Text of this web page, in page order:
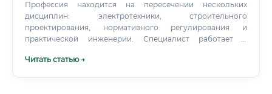
Профессия находится на пересечении нескольких
дисциплин: электротехники, строительного
проектирования, нормативного регулирования и
практической инженерии. Специалист работает с
специализированным программным обеспечением
Читать статью →